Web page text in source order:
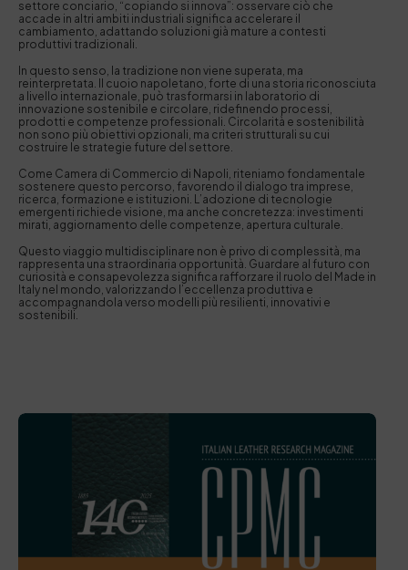
settore conciario, “copiando si innova”: osservare ciò che
accade in altri ambiti industriali significa accelerare il
cambiamento, adattando soluzioni già mature a contesti
produttivi tradizionali.
In questo senso, la tradizione non viene superata, ma
reinterpretata. Il cuoio napoletano, forte di una storia riconosciuta
a livello internazionale, può trasformarsi in laboratorio di
innovazione sostenibile e circolare, ridefinendo processi,
prodotti e competenze professionali. Circolarità e sostenibilità
non sono più obiettivi opzionali, ma criteri strutturali su cui
costruire le strategie future del settore.
Come Camera di Commercio di Napoli, riteniamo fondamentale
sostenere questo percorso, favorendo il dialogo tra imprese,
ricerca, formazione e istituzioni. L’adozione di tecnologie
emergenti richiede visione, ma anche concretezza: investimenti
mirati, aggiornamento delle competenze, apertura culturale.
Questo viaggio multidisciplinare non è privo di complessità, ma
rappresenta una straordinaria opportunità. Guardare al futuro con
curiosità e consapevolezza significa rafforzare il ruolo del Made in
Italy nel mondo, valorizzando l’eccellenza produttiva e
accompagnandola verso modelli più resilienti, innovativi e
sostenibili.